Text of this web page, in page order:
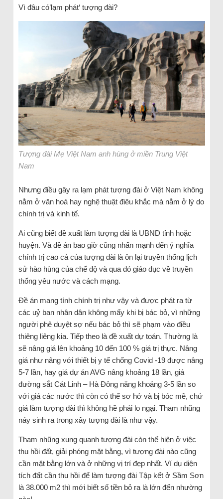
Vì đâu có’lạm phát‘ tượng đài?
Tượng đài Mẹ Việt Nam anh hùng ở miền Trung Việt
Nam
Nhưng điều gây ra lạm phát tượng đài ở Việt Nam không
nằm ở văn hoá hay nghệ thuật điêu khắc mà nằm ở lý do
chính trị và kinh tế.
Ai cũng biết đề xuất làm tượng đài là UBND tỉnh hoặc
huyện. Và đề án bao giờ cũng nhấn mạnh đến ý nghĩa
chính trị cao cả của tượng đài là ôn lại truyền thống lịch
sử hào hùng của chế độ và qua đó giáo dục về truyền
thống yêu nước và cách mạng.
Đề án mang tính chính trị như vậy và được phát ra từ
các uỷ ban nhân dân không mấy khi bị bác bỏ, vì những
người phê duyệt sợ nếu bác bỏ thì sẽ phạm vào điều
thiêng liêng kia. Tiếp theo là đề xuất dự toán. Thường là
sẽ nâng giá lên khoảng 10 đến 100 % giá trị thực. Nâng
giá như nâng với thiết bị y tế chống Covid -19 được nâng
5-7 lần, hay giá dự án AVG nâng khoảng 18 lần, giá
đường sắt Cát Linh – Hà Đông năng khoảng 3-5 lần so
với giá các nước thì còn có thể sơ hở và bị bóc mẽ, chứ
giá làm tượng đài thì không hề phải lo ngại. Tham nhũng
nảy sinh ra trong xây tượng đài là như vậy.
Tham nhũng xung quanh tượng đài còn thể hiện ở việc
thu hồi đất, giải phóng mặt bằng, vì tượng đài nào cũng
cần mặt bằng lớn và ở những vị trí đẹp nhất. Ví dụ diện
tích đất cần thu hồi để làm tượng đài Tập kết ở Sầm Sơn
là 38.000 m2 thì mới biết số tiền bỏ ra là lớn đến nhường